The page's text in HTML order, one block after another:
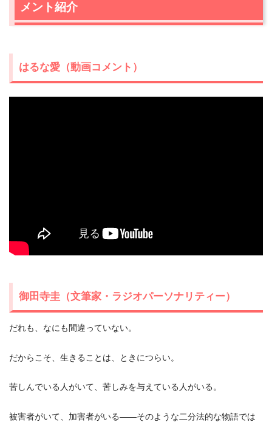
メント紹介
はるな愛（動画コメント）
御田寺圭（文筆家・ラジオパーソナリティー）
だれも、なにも間違っていない。
だからこそ、生きることは、ときにつらい。
苦しんでいる人がいて、苦しみを与えている人がいる。
被害者がいて、加害者がいる――そのような二分法的な物語では